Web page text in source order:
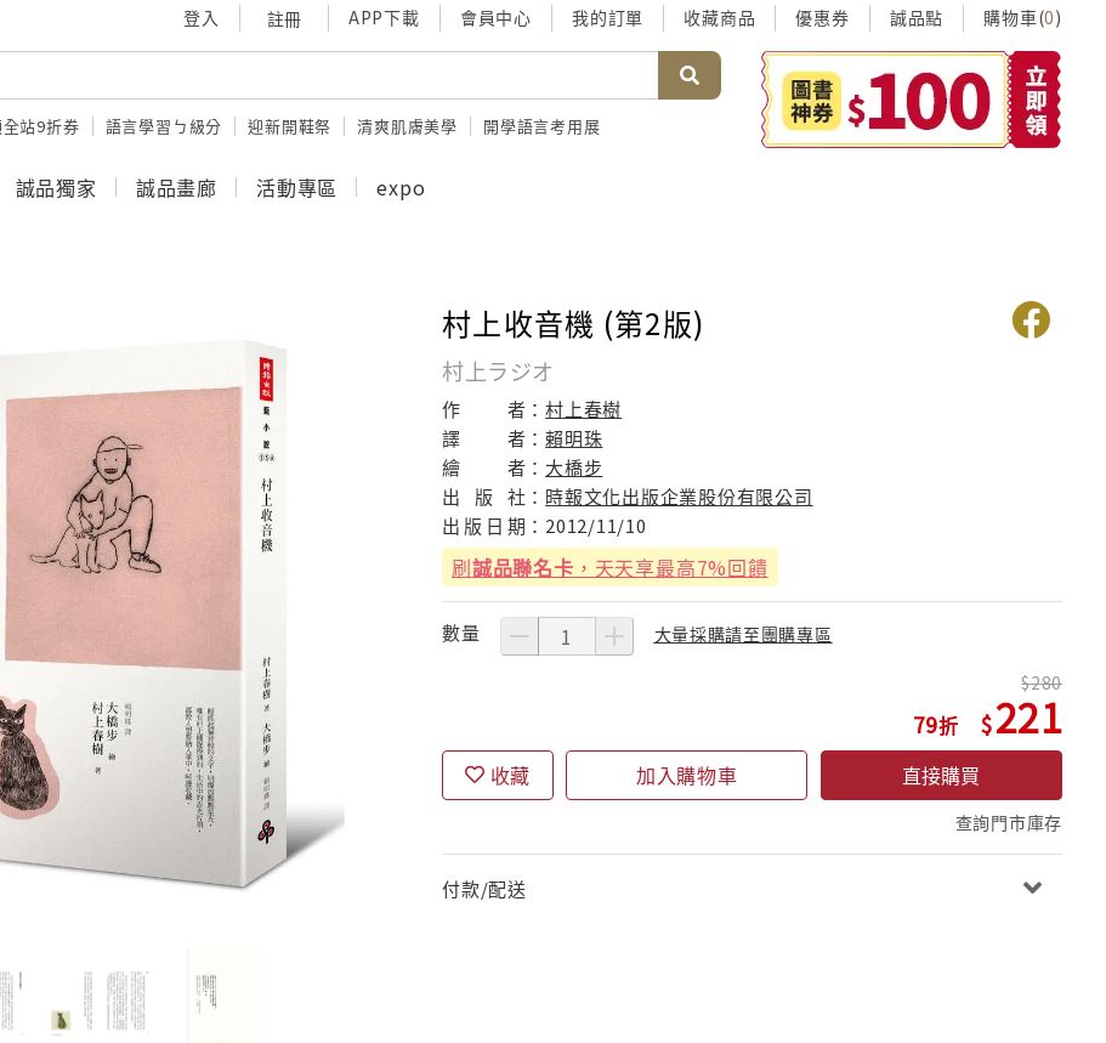
登入 註冊 APP下載 會員中心 我的訂單 收藏商品 優惠券 誠品點 購物車(0)
站9折券 語言學習ㄅ級分 迎新開鞋祭 清爽肌膚美學 開學語言考用展
誠品獨家 誠品畫廊 活動專區 expo
村上收音機 (第2版)
村上ラジオ
作 者：村上春樹
譯
者：賴明珠
繪
者： 大橋步
出
版 社： 時報文化出版企業股份有限公司
出 版 日 期： 2012/11/10
刷誠品聯名卡 ，天天享最高7%回饋
數量 大量採購請至團購專區
79
280
221
收藏 加入購物車 直接購買
查詢門市庫存
付款/配送